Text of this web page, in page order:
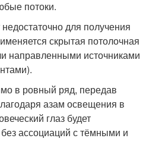
потоки.
для получения
скрытая потолочная
направленными источниками
в ровный ряд, передав
азам освещения в
глаз будет
ассоциаций с тёмными и